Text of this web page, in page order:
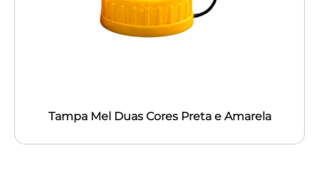
Tampa Mel Duas Cores Preta e Amarela